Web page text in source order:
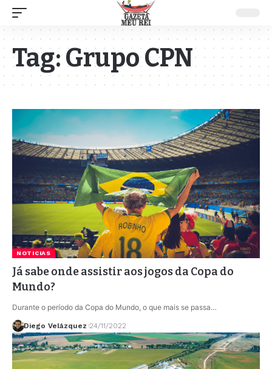
Tag: Grupo CPN
NOTICIAS
Já sabe onde assistir aos jogos da Copa do
Mundo?
Durante o período da Copa do Mundo, o que mais se passa…
Diego Velázquez 24/11/2022